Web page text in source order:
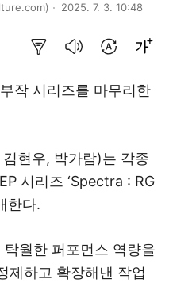
2025. 7. 3. 10:48
작 시리즈를 마무리한
현우, 박가람)는 각종
시리즈 ‘Spectra : RG
한다.
탁월한 퍼포먼스 역량을
제하고 확장해낸 작업